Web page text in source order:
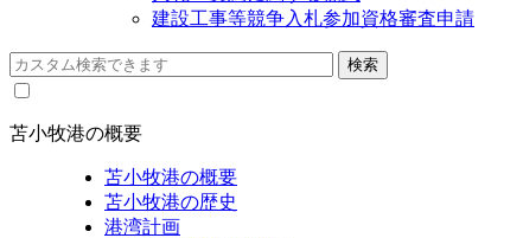
建設工事等競争入札参加資格審査申請
苫小牧港の概要
苫小牧港の概要
苫小牧港の歴史
港湾計画